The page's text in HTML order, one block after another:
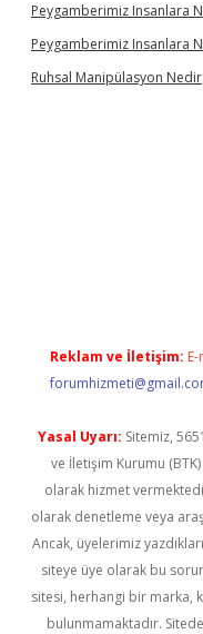
Peygamberimiz Insanlara
Peygamberimiz Insanlara
Ruhsal Manipülasyon Nedir
Reklam ve İletişim:
Yasal Uyarı: Sitemiz,
ve İletişim Kurumu
olarak hizmet
olarak denetleme veya
Ancak, üyelerimiz
siteye üye olarak bu
sitesi, herhangi bir marka,
bulunmamaktadır.